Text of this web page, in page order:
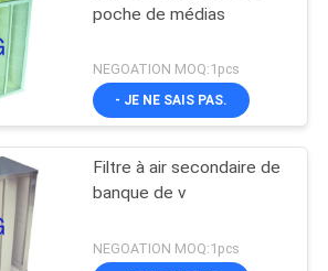
poche de médias
NEGOATION MOQ:1pcs
- JE NE SAIS PAS.
Filtre à air secondaire de
banque de v
NEGOATION MOQ:1pcs